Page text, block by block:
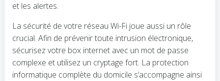
et les alertes.
La sécurité de votre réseau Wi-Fi joue aussi un rôle
crucial. Afin de prévenir toute intrusion électronique,
sécurisez votre box internet avec un mot de passe
complexe et utilisez un cryptage fort. La protection
informatique complète du domicile s’accompagne ainsi